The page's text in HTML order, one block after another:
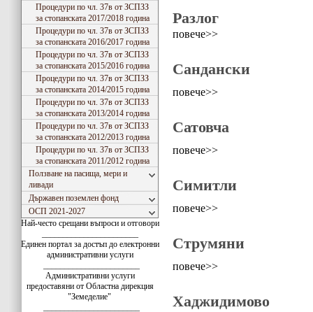
Процедури по чл. 37в от ЗСПЗЗ
за стопанската 2017/2018 година
Процедури по чл. 37в от ЗСПЗЗ
за стопанската 2016/2017 година
Процедури по чл. 37в от ЗСПЗЗ
за стопанската 2015/2016 година
Процедури по чл. 37в от ЗСПЗЗ
за стопанската 2014/2015 година
Процедури по чл. 37в от ЗСПЗЗ
за стопанската 2013/2014 година
Процедури по чл. 37в от ЗСПЗЗ
за стопанската 2012/2013 година
Процедури по чл. 37в от ЗСПЗЗ
за стопанската 2011/2012 година
Ползване на пасища, мери и
ливади
Държавен поземлен фонд
ОСП 2021-2027
Най-често срещани въпроси и отговори
Единен портал за достъп до електронни
административни услуги
Административни услуги
предоставяни от Областна дирекция
"Земеделие"
Разлог
повече>>
Сандански
повече>>
Сатовча
повече>>
Симитли
повече>>
Струмяни
повече>>
Хаджидимово